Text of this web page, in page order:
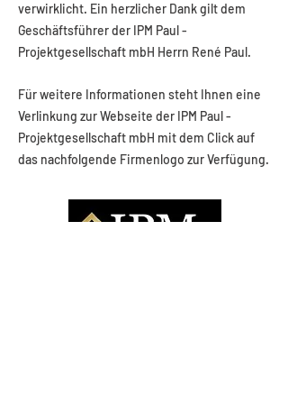
verwirklicht. Ein herzlicher Dank gilt dem
Geschäftsführer der IPM Paul -
Projektgesellschaft mbH Herrn René Paul.
Für weitere Informationen steht Ihnen eine
Verlinkung zur Webseite der IPM Paul -
Projektgesellschaft mbH mit dem Click auf
das nachfolgende Firmenlogo zur Verfügung.